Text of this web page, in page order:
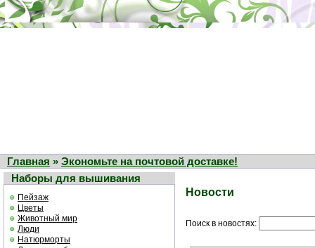
Главная » Экономьте на почтовой доставке!
Наборы для вышивания
Пейзаж
Цветы
Животный мир
Люди
Натюрморты
Новости
Поиск в новостях: